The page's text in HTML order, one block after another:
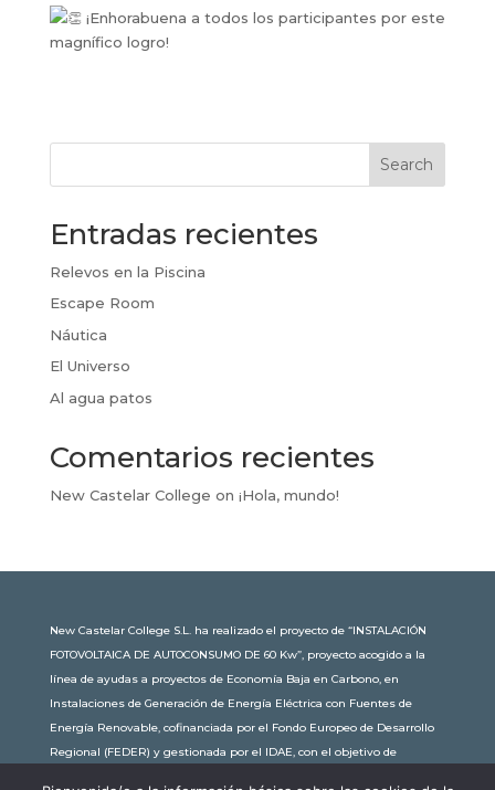
¡Enhorabuena a todos los participantes por este
magnífico logro!
Search
Entradas recientes
Relevos en la Piscina
Escape Room
Náutica
El Universo
Al agua patos
Comentarios recientes
New Castelar College on ¡Hola, mundo!
New Castelar College S.L. ha realizado el proyecto de “INSTALACIÓN
FOTOVOLTAICA DE AUTOCONSUMO DE 60 Kw”, proyecto acogido a la
línea de ayudas a proyectos de Economía Baja en Carbono, en
Instalaciones de Generación de Energía Eléctrica con Fuentes de
Energía Renovable, cofinanciada por el Fondo Europeo de Desarrollo
Regional (FEDER) y gestionada por el IDAE, con el objetivo de